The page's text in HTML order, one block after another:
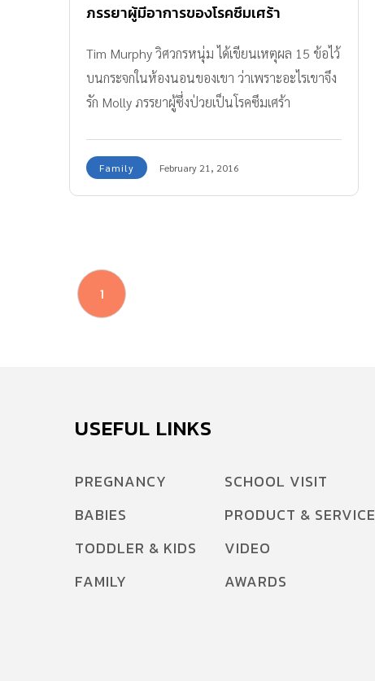
ภรรยาผู้มีอาการของโรคซึมเศร้า
Tim Murphy วิศวกรหนุ่ม ได้เขียนเหตุผล 15 ข้อไว้
บนกระจกในห้องนอนของเขา ว่าเพราะอะไรเขาจึง
รัก Molly ภรรยาผู้ซึ่งป่วยเป็นโรคซึมเศร้า
Family February 21, 2016
1
USEFUL LINKS
PREGNANCY
BABIES
TODDLER & KIDS
FAMILY
SCHOOL VISIT
PRODUCT & SERVICE
VIDEO
AWARDS